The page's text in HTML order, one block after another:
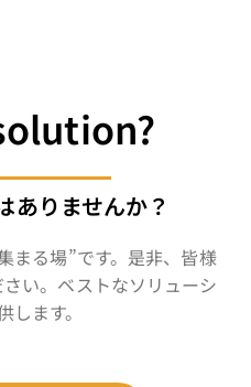
ありませんか？
まる場”です。是非、皆様
い。ベストなソリューシ
します。